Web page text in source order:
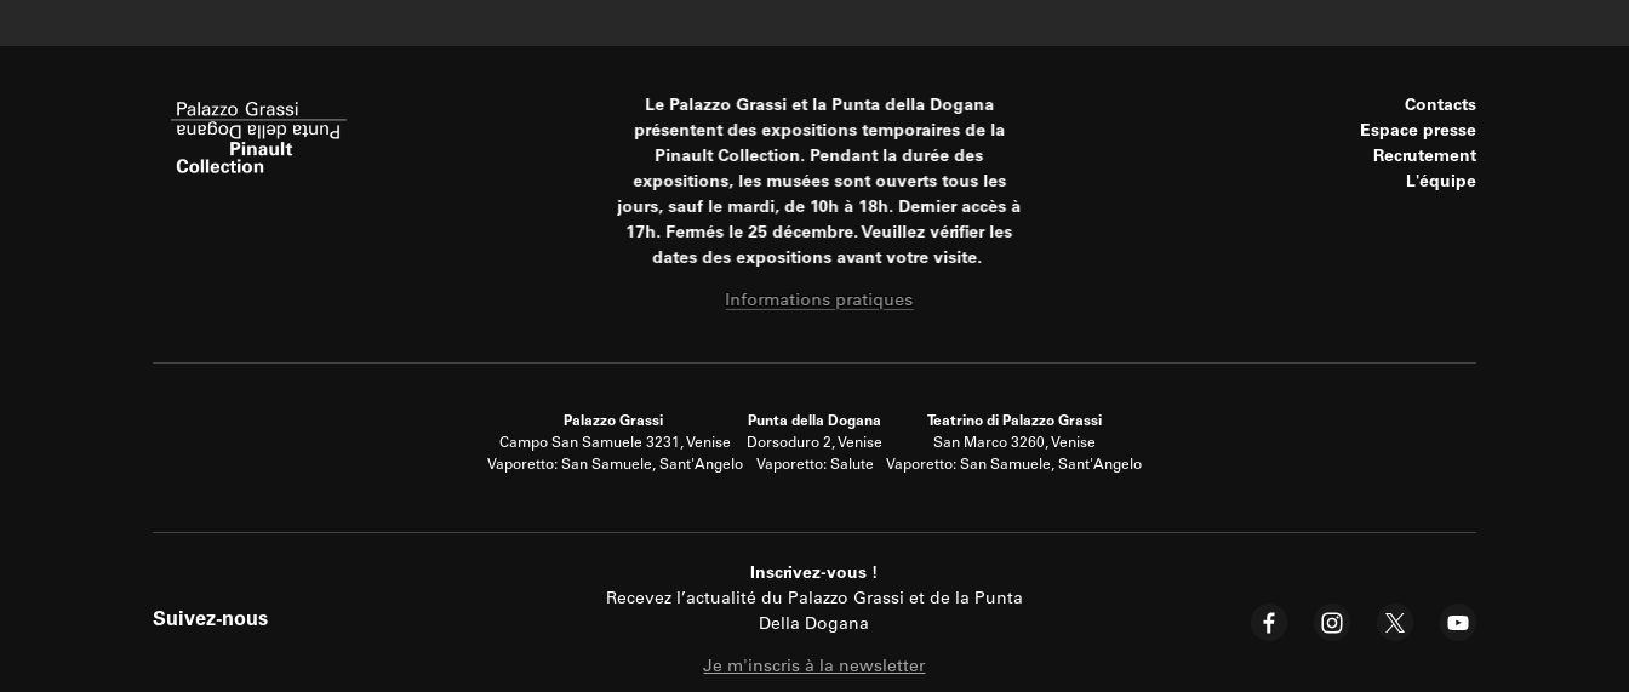
Le Palazzo Grassi et la Punta della Dogana
présentent des expositions temporaires de la
Pinault Collection. Pendant la durée des
expositions, les musées sont ouverts tous les
jours, sauf le mardi, de 10h à 18h. Dernier accès à
17h. Fermés le 25 décembre. Veuillez vérifier les
dates des expositions avant votre visite.
Informations pratiques
Contacts
Espace presse
Recrutement
L'équipe
Palazzo Grassi
Campo San Samuele 3231, Venise
Vaporetto: San Samuele, Sant'Angelo
Punta della Dogana
Dorsoduro 2, Venise
Vaporetto: Salute
Teatrino di Palazzo Grassi
San Marco 3260, Venise
Vaporetto: San Samuele, Sant'Angelo
Suivez-nous
Inscrivez-vous !
Recevez l’actualité du Palazzo Grassi et de la Punta
Della Dogana
Je m'inscris à la newsletter